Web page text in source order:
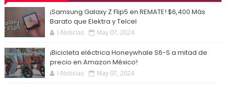
¡Samsung Galaxy Z Flip5 en REMATE! $6,400 Más
Barato que Elektra y Telcel
I-Noticias May 07, 2024
¡Bicicleta eléctrica Honeywhale S6-S a mitad de
precio en Amazon México!
I-Noticias May 07, 2024